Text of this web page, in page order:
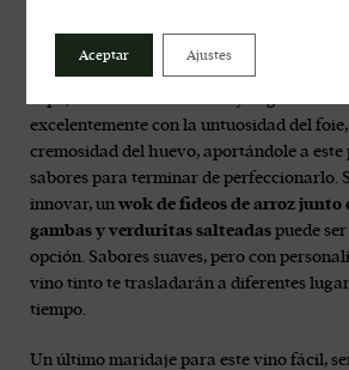
Podemos empezar con algo tradicional
rotos con jamón y foie, un maridaje
excelentemente con la untuosidad del
cremosidad del huevo, aportándole a
sabores para terminar de perfeccionarlo.
innovar, un wok de fideos de arroz junto
gambas y verduritas salteadas puede
opción. Sabores suaves, pero con
vino tinto te trasladarán a diferentes
tiempo.
Un último maridaje para este vino fácil,
Aceptar Ajustes